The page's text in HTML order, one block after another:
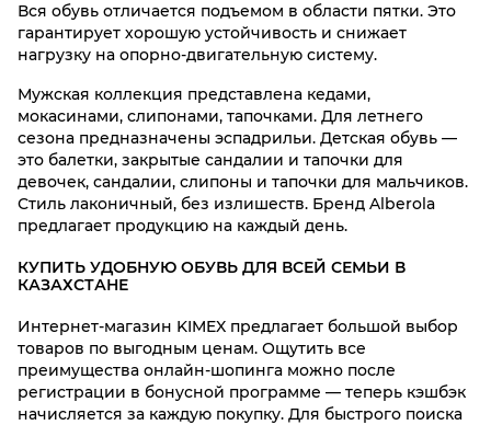
Вся обувь отличается подъемом в области пятки. Это
гарантирует хорошую устойчивость и снижает
нагрузку на опорно-двигательную систему.
Мужская коллекция представлена кедами,
мокасинами, слипонами, тапочками. Для летнего
сезона предназначены эспадрильи. Детская обувь —
это балетки, закрытые сандалии и тапочки для
девочек, сандалии, слипоны и тапочки для мальчиков.
Стиль лаконичный, без излишеств. Бренд Alberola
предлагает продукцию на каждый день.
КУПИТЬ УДОБНУЮ ОБУВЬ ДЛЯ ВСЕЙ СЕМЬИ В
КАЗАХСТАНЕ
Интернет-магазин KIMEX предлагает большой выбор
товаров по выгодным ценам. Ощутить все
преимущества онлайн-шопинга можно после
регистрации в бонусной программе — теперь кэшбэк
начисляется за каждую покупку. Для быстрого поиска